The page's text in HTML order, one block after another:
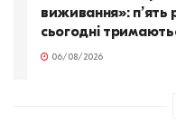
виживання»: п’ять
сьогодні
06/08/2026